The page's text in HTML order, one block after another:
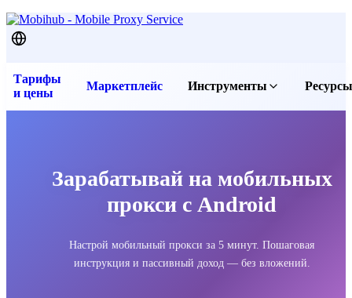
Тарифы
и цены
Маркетплейс Инструменты
Бесплатные прокси
Скачать приложение
Ресурсы
Зарабатывай на мобильных
прокси с Android
Настрой мобильный прокси за 5 минут. Пошаговая
инструкция и пассивный доход — без вложений.